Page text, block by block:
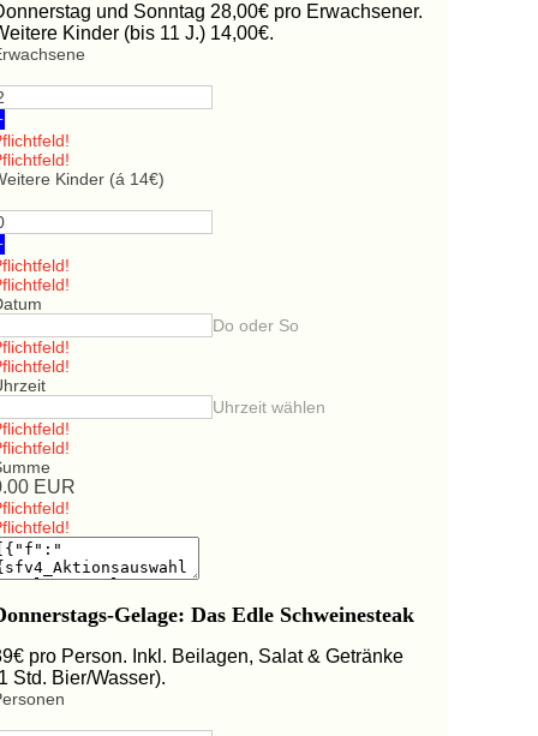
und Sonntag 28,00€ pro Erwachsener.
Kinder (bis 11 J.) 14,00€.
Kinder (á 14€)
Do oder So
Uhrzeit wählen
EUR
Gelage: Das Edle Schweinesteak
pro Person. Inkl. Beilagen, Salat & Getränke
Std. Bier/Wasser).